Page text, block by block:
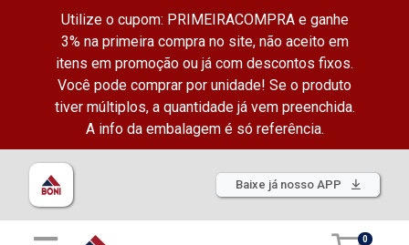
Utilize o cupom: PRIMEIRACOMPRA e ganhe
3% na primeira compra no site, não aceito em
itens em promoção ou já com descontos fixos.
Você pode comprar por unidade! Se o produto
tiver múltiplos, a quantidade já vem preenchida.
A info da embalagem é só referência.
Baixe já nosso APP
0